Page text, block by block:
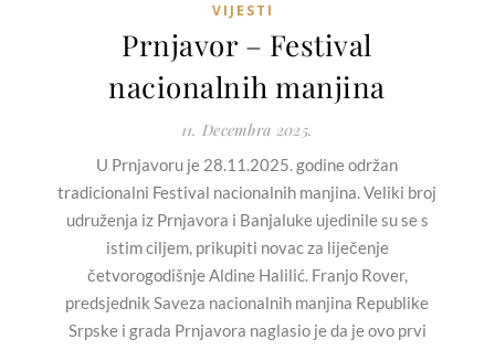
VIJESTI
Prnjavor – Festival
nacionalnih manjina
11. Decembra 2025.
U Prnjavoru je 28.11.2025. godine održan
tradicionalni Festival nacionalnih manjina. Veliki broj
udruženja iz Prnjavora i Banjaluke ujedinile su se s
istim ciljem, prikupiti novac za liječenje
četvorogodišnje Aldine Halilić. Franjo Rover,
predsjednik Saveza nacionalnih manjina Republike
Srpske i grada Prnjavora naglasio je da je ovo prvi